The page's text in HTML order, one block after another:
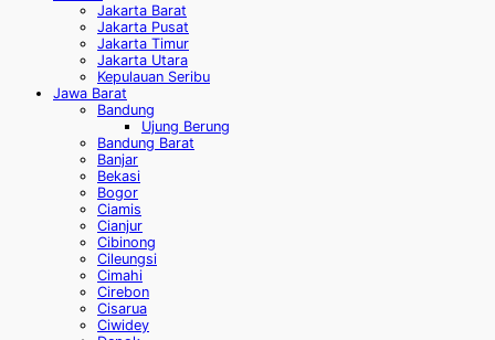
Jakarta Barat
Jakarta Pusat
Jakarta Timur
Jakarta Utara
Kepulauan Seribu
Jawa Barat
Bandung
Ujung Berung
Bandung Barat
Banjar
Bekasi
Bogor
Ciamis
Cianjur
Cibinong
Cileungsi
Cimahi
Cirebon
Cisarua
Ciwidey